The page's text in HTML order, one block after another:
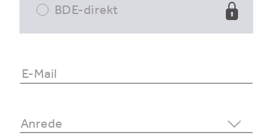
BDE-direkt